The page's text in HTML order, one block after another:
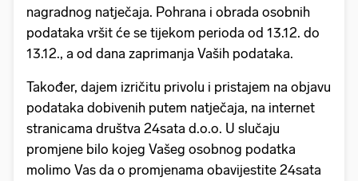
nagradnog natječaja. Pohrana i obrada osobnih
podataka vršit će se tijekom perioda od 13.12. do
13.12., a od dana zaprimanja Vaših podataka.
Također, dajem izričitu privolu i pristajem na objavu
podataka dobivenih putem natječaja, na internet
stranicama društva 24sata d.o.o. U slučaju
promjene bilo kojeg Vašeg osobnog podatka
molimo Vas da o promjenama obavijestite 24sata